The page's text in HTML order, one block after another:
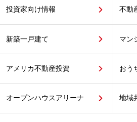
投資家向け情報 不動
新築一戸建て マン
アメリカ不動産投資 おう
オープンハウスアリーナ 地域